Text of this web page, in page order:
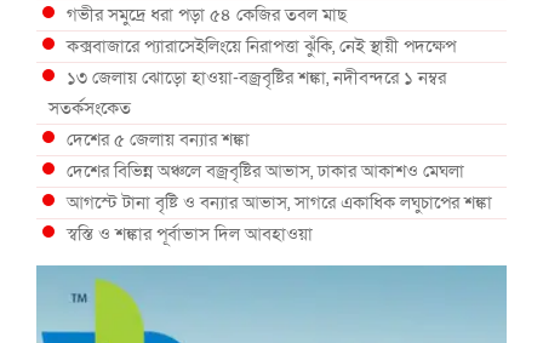
গভীর সমুদ্রে ধরা পড়া ৫৪ কেজির তবল মাছ
কক্সবাজারে প্যারাসেইলিংয়ে নিরাপত্তা ঝুঁকি, নেই স্থায়ী পদক্ষেপ
১৩ জেলায় ঝোড়ো হাওয়া-বজ্রবৃষ্টির শঙ্কা, নদীবন্দরে ১ নম্বর
সতর্কসংকেত
দেশের ৫ জেলায় বন্যার শঙ্কা
দেশের বিভিন্ন অঞ্চলে বজ্রবৃষ্টির আভাস, ঢাকার আকাশও মেঘলা
আগস্টে টানা বৃষ্টি ও বন্যার আভাস, সাগরে একাধিক লঘুচাপের শঙ্কা
স্বস্তি ও শঙ্কার পূর্বাভাস দিল আবহাওয়া
সৌদির নেতৃত্বে নতুন সামুদ্রিক প্রতিরক্ষা জোটে বাংলাদেশ
ইউরোপে দাবানল: আকাশে উড়ছে আগুন নেভানোর বিমান